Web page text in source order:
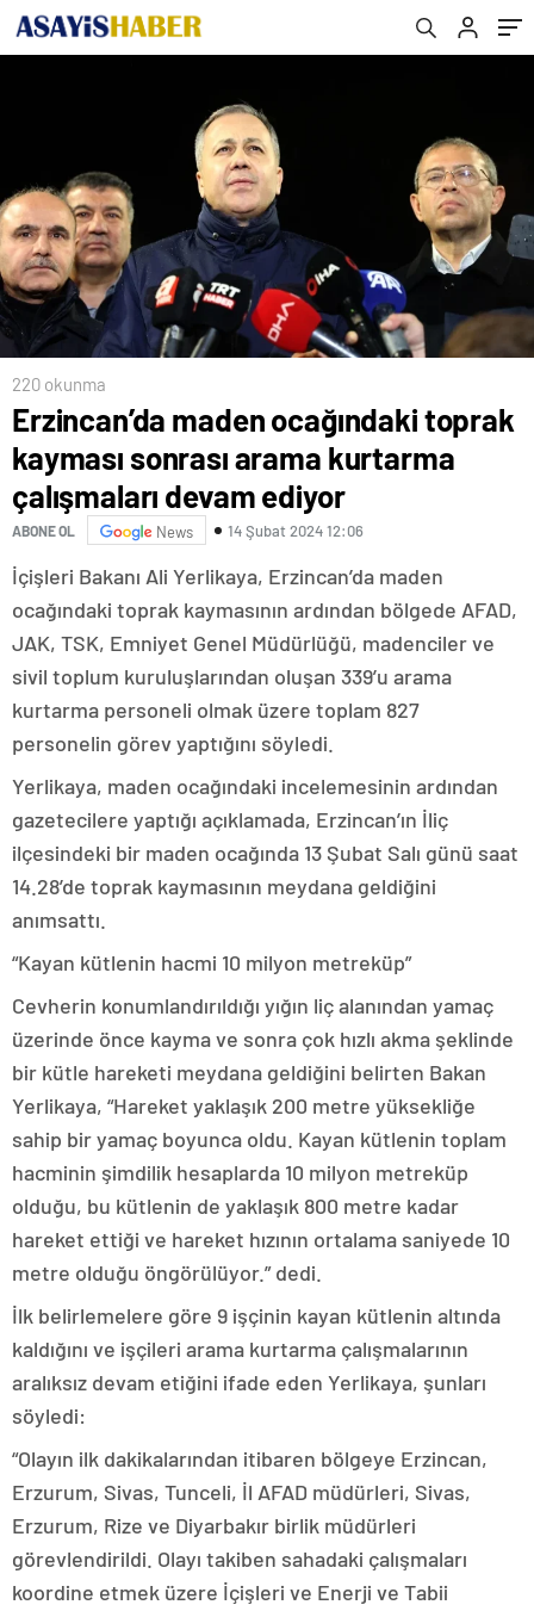
devam ediyor
220 okunma
Erzincan’da maden ocağındaki toprak
kayması sonrası arama kurtarma
çalışmaları devam ediyor
ABONE OL News 14 Şubat 2024 12:06
İçişleri Bakanı Ali Yerlikaya, Erzincan’da maden
ocağındaki toprak kaymasının ardından bölgede AFAD,
JAK, TSK, Emniyet Genel Müdürlüğü, madenciler ve
sivil toplum kuruluşlarından oluşan 339’u arama
kurtarma personeli olmak üzere toplam 827
personelin görev yaptığını söyledi.
Yerlikaya, maden ocağındaki incelemesinin ardından
gazetecilere yaptığı açıklamada, Erzincan’ın İliç
ilçesindeki bir maden ocağında 13 Şubat Salı günü saat
14.28’de toprak kaymasının meydana geldiğini
anımsattı.
“Kayan kütlenin hacmi 10 milyon metreküp”
Cevherin konumlandırıldığı yığın liç alanından yamaç
üzerinde önce kayma ve sonra çok hızlı akma şeklinde
bir kütle hareketi meydana geldiğini belirten Bakan
Yerlikaya, “Hareket yaklaşık 200 metre yüksekliğe
sahip bir yamaç boyunca oldu. Kayan kütlenin toplam
hacminin şimdilik hesaplarda 10 milyon metreküp
olduğu, bu kütlenin de yaklaşık 800 metre kadar
hareket ettiği ve hareket hızının ortalama saniyede 10
metre olduğu öngörülüyor.” dedi.
İlk belirlemelere göre 9 işçinin kayan kütlenin altında
kaldığını ve işçileri arama kurtarma çalışmalarının
aralıksız devam etiğini ifade eden Yerlikaya, şunları
söyledi:
“Olayın ilk dakikalarından itibaren bölgeye Erzincan,
Erzurum, Sivas, Tunceli, İl AFAD müdürleri, Sivas,
Erzurum, Rize ve Diyarbakır birlik müdürleri
görevlendirildi. Olayı takiben sahadaki çalışmaları
koordine etmek üzere İçişleri ve Enerji ve Tabii